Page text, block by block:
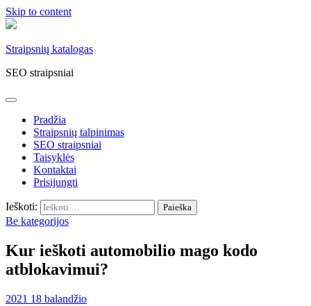
Skip to content
Straipsnių katalogas
SEO straipsniai
Pradžia
Straipsnių talpinimas
SEO straipsniai
Taisyklės
Kontaktai
Prisijungti
Ieškoti:
Be kategorijos
Kur ieškoti automobilio mago kodo
atblokavimui?
2021 18 balandžio